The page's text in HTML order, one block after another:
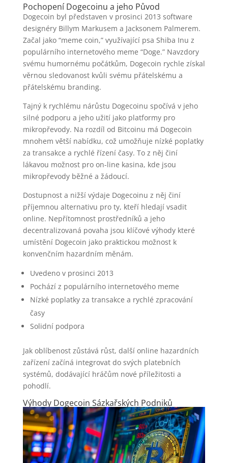
Pochopení Dogecoinu a jeho Původ
Dogecoin byl představen v prosinci 2013 software
designéry Billym Markusem a Jacksonem Palmerem.
Začal jako “meme coin,” využívající psa Shiba Inu z
populárního internetového meme “Doge.” Navzdory
svému humornému počátkům, Dogecoin rychle získal
věrnou sledovanost kvůli svému přátelskému a
přátelskému branding.
Tajný k rychlému nárůstu Dogecoinu spočívá v jeho
silné podporu a jeho užití jako platformy pro
mikropřevody. Na rozdíl od Bitcoinu má Dogecoin
mnohem větší nabídku, což umožňuje nízké poplatky
za transakce a rychlé řízení časy. To z něj činí
lákavou možnost pro on-line kasina, kde jsou
mikropřevody běžné a žádoucí.
Dostupnost a nižší výdaje Dogecoinu z něj činí
příjemnou alternativu pro ty, kteří hledají vsadit
online. Nepřítomnost prostředníků a jeho
decentralizovaná povaha jsou klíčové výhody které
umístění Dogecoin jako praktickou možnost k
konvenčním hazardním měnám.
Uvedeno v prosinci 2013
Pochází z populárního internetového meme
Nízké poplatky za transakce a rychlé zpracování
časy
Solidní podpora
Jak oblíbenost zůstává růst, další online hazardních
zařízení začíná integrovat do svých platebních
systémů, dodávající hráčům nové příležitosti a
pohodlí.
Výhody Dogecoin Sázkařských Podniků